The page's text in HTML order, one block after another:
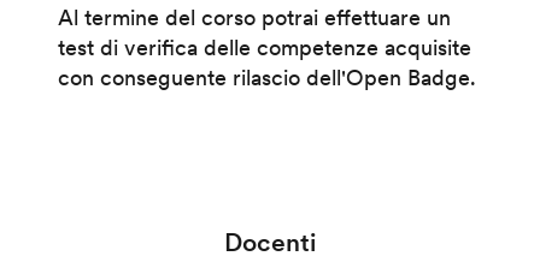
Al termine del corso potrai effettuare un
test di verifica delle competenze acquisite
con conseguente rilascio dell'Open Badge.
Docenti